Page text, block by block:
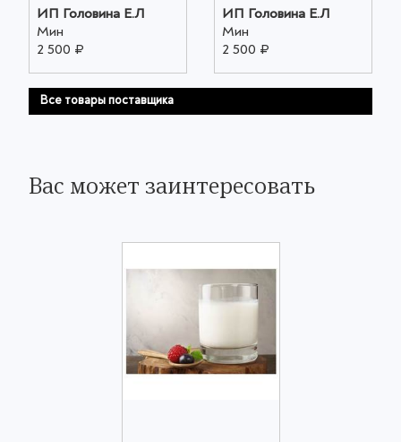
ИП Головина Е.Л
Мин
2 500 ₽
ИП Головина Е.Л
Мин
2 500 ₽
Все товары поставщика
Вас может заинтересовать